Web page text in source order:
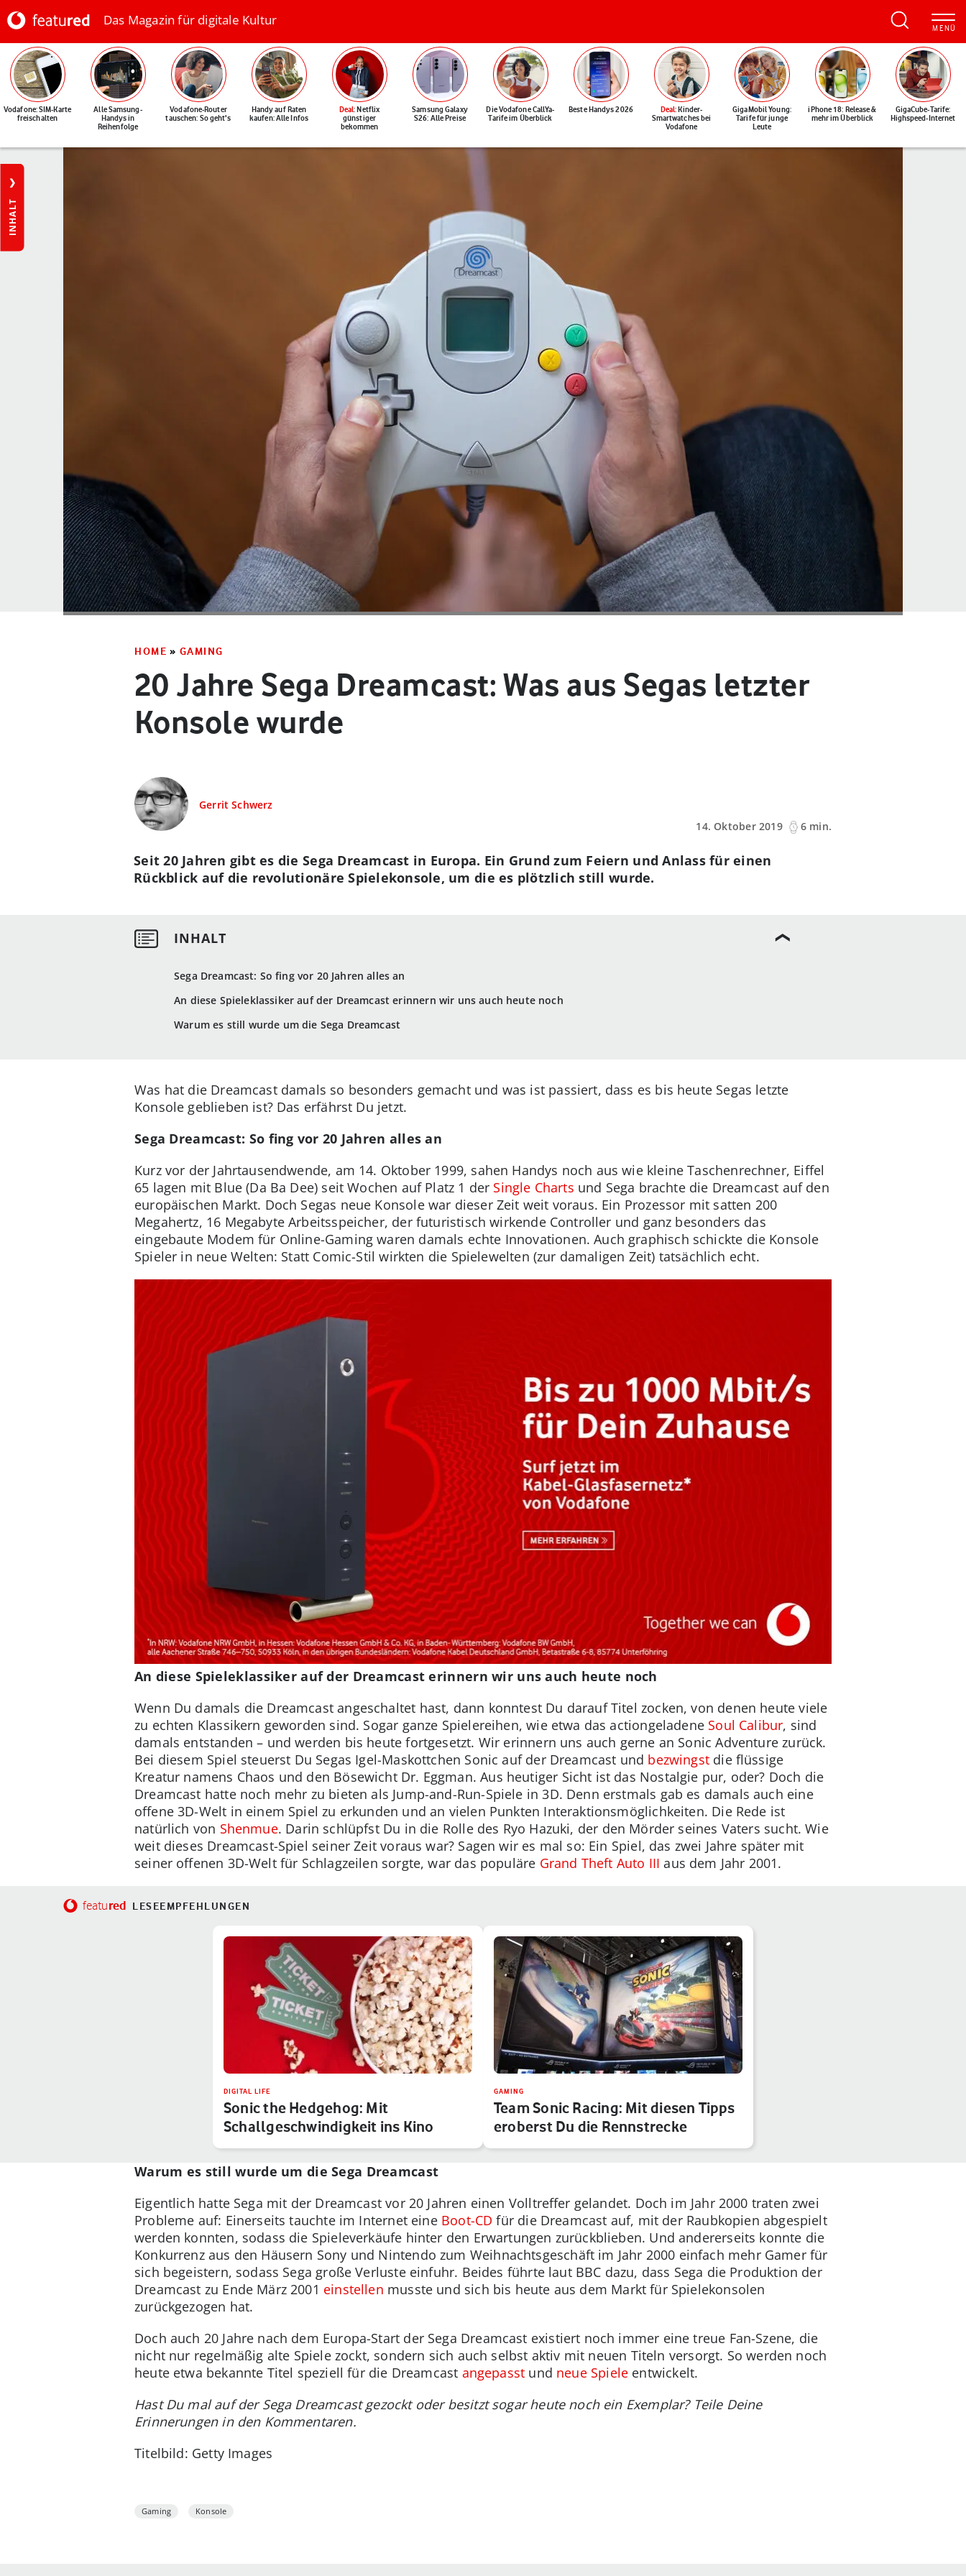
Das Magazin für digitale Kultur
Vodafone: SIM-Karte
freischalten
Alle Samsung-
Handys in
Reihenfolge
Vodafone-Router
tauschen: So geht's
Handy auf Raten
kaufen: Alle Infos
Deal: Netflix
günstiger
bekommen
Samsung Galaxy
S26: Alle Preise
Die Vodafone CallYa-
Tarife im Überblick
Beste Handys 2026 Deal: Kinder-
Smartwatches bei
Vodafone
GigaMobil Young:
Tarife für junge
Leute
iPhone 18: Release &
mehr im Überblick
GigaCube-Tarife:
Highspeed-Internet
INHALT
HOME » GAMING
20 Jahre Sega Dreamcast: Was aus Segas letzter
Konsole wurde
Gerrit Schwerz
14. Oktober 2019
6 min.
Sega Dreamcast: So fing vor 20 Jahren alles an
An diese Spieleklassiker auf der Dreamcast erinnern wir uns auch heute noch
Warum es still wurde um die Sega Dreamcast
Seit 20 Jahren gibt es die Sega Dreamcast in Europa. Ein Grund zum Feiern und Anlass für einen
Rückblick auf die revolutionäre Spielekonsole, um die es plötzlich still wurde.
Was hat die Dreamcast damals so besonders gemacht und was ist passiert, dass es bis heute Segas letzte
Konsole geblieben ist? Das erfährst Du jetzt.
Sega Dreamcast: So fing vor 20 Jahren alles an
Kurz vor der Jahrtausendwende, am 14. Oktober 1999, sahen Handys noch aus wie kleine Taschenrechner, Eiffel
65 lagen mit Blue (Da Ba Dee) seit Wochen auf Platz 1 der Single Charts und Sega brachte die Dreamcast auf den
europäischen Markt. Doch Segas neue Konsole war dieser Zeit weit voraus. Ein Prozessor mit satten 200
Megahertz, 16 Megabyte Arbeitsspeicher, der futuristisch wirkende Controller und ganz besonders das
eingebaute Modem für Online-Gaming waren damals echte Innovationen. Auch graphisch schickte die Konsole
Spieler in neue Welten: Statt Comic-Stil wirkten die Spielewelten (zur damaligen Zeit) tatsächlich echt.
An diese Spieleklassiker auf der Dreamcast erinnern wir uns auch heute noch
Wenn Du damals die Dreamcast angeschaltet hast, dann konntest Du darauf Titel zocken, von denen heute viele
zu echten Klassikern geworden sind. Sogar ganze Spielereihen, wie etwa das actiongeladene Soul Calibur, sind
damals entstanden – und werden bis heute fortgesetzt. Wir erinnern uns auch gerne an Sonic Adventure zurück.
Bei diesem Spiel steuerst Du Segas Igel-Maskottchen Sonic auf der Dreamcast und bezwingst die flüssige
Kreatur namens Chaos und den Bösewicht Dr. Eggman. Aus heutiger Sicht ist das Nostalgie pur, oder? Doch die
Dreamcast hatte noch mehr zu bieten als Jump-and-Run-Spiele in 3D. Denn erstmals gab es damals auch eine
offene 3D-Welt in einem Spiel zu erkunden und an vielen Punkten Interaktionsmöglichkeiten. Die Rede ist
natürlich von Shenmue. Darin schlüpfst Du in die Rolle des Ryo Hazuki, der den Mörder seines Vaters sucht. Wie
weit dieses Dreamcast-Spiel seiner Zeit voraus war? Sagen wir es mal so: Ein Spiel, das zwei Jahre später mit
seiner offenen 3D-Welt für Schlagzeilen sorgte, war das populäre Grand Theft Auto III aus dem Jahr 2001.
featured LESEEMPFEHLUNGEN
DIGITAL LIFE
Sonic the Hedgehog: Mit
Schallgeschwindigkeit ins Kino
GAMING
Team Sonic Racing: Mit diesen Tipps
eroberst Du die Rennstrecke
Warum es still wurde um die Sega Dreamcast
Eigentlich hatte Sega mit der Dreamcast vor 20 Jahren einen Volltreffer gelandet. Doch im Jahr 2000 traten zwei
Probleme auf: Einerseits tauchte im Internet eine Boot-CD für die Dreamcast auf, mit der Raubkopien abgespielt
werden konnten, sodass die Spieleverkäufe hinter den Erwartungen zurückblieben. Und andererseits konnte die
Konkurrenz aus den Häusern Sony und Nintendo zum Weihnachtsgeschäft im Jahr 2000 einfach mehr Gamer für
sich begeistern, sodass Sega große Verluste einfuhr. Beides führte laut BBC dazu, dass Sega die Produktion der
Dreamcast zu Ende März 2001 einstellen musste und sich bis heute aus dem Markt für Spielekonsolen
zurückgezogen hat.
Doch auch 20 Jahre nach dem Europa-Start der Sega Dreamcast existiert noch immer eine treue Fan-Szene, die
nicht nur regelmäßig alte Spiele zockt, sondern sich auch selbst aktiv mit neuen Titeln versorgt. So werden noch
heute etwa bekannte Titel speziell für die Dreamcast angepasst und neue Spiele entwickelt.
Hast Du mal auf der Sega Dreamcast gezockt oder besitzt sogar heute noch ein Exemplar? Teile Deine
Erinnerungen in den Kommentaren.
Titelbild: Getty Images
Gaming Konsole